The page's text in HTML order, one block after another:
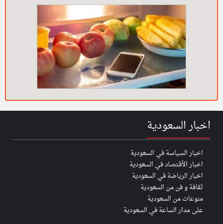
اخبار السعودية
اخبار السياسة في السعودية
اخبار الأقتصاد في السعودية
اخبار الرياضة في السعودية
ثقافة و فن من السعودية
منوعات من السعودية
على مدار الساعة في السعودية